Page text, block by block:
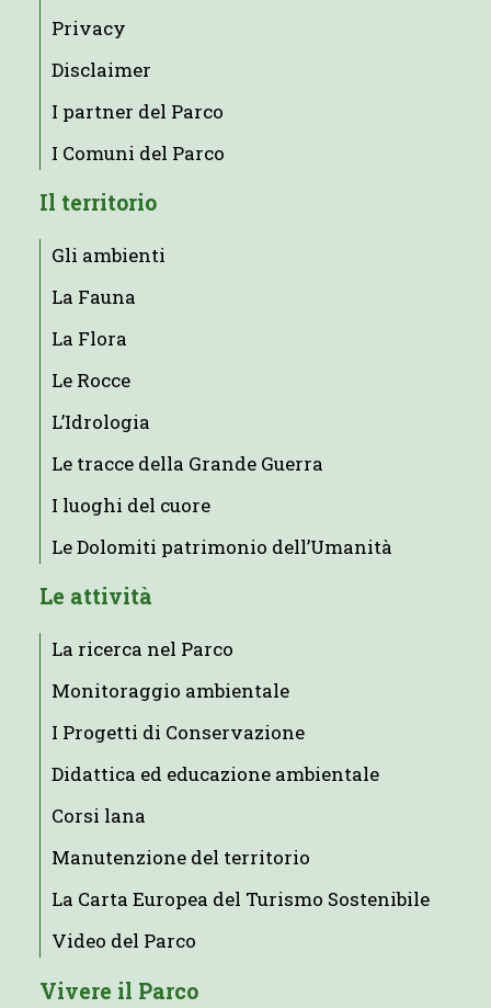
Privacy
Disclaimer
I partner del Parco
I Comuni del Parco
Il territorio
Gli ambienti
La Fauna
La Flora
Le Rocce
L’Idrologia
Le tracce della Grande Guerra
I luoghi del cuore
Le Dolomiti patrimonio dell’Umanità
Le attività
La ricerca nel Parco
Monitoraggio ambientale
I Progetti di Conservazione
Didattica ed educazione ambientale
Corsi lana
Manutenzione del territorio
La Carta Europea del Turismo Sostenibile
Video del Parco
Vivere il Parco